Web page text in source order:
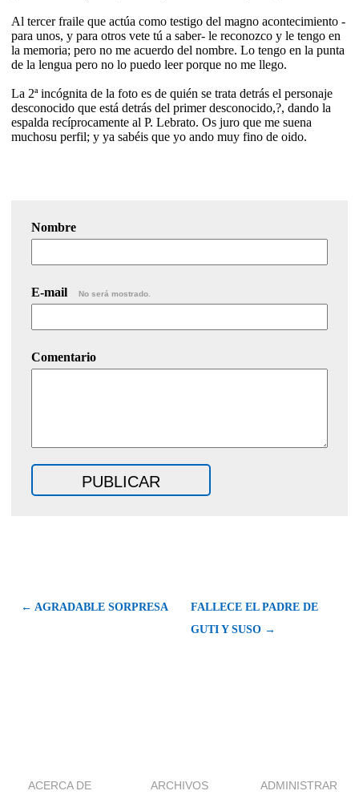
Al tercer fraile que actúa como testigo del magno acontecimiento -
para unos, y para otros vete tú a saber- le reconozco y le tengo en
la memoria; pero no me acuerdo del nombre. Lo tengo en la punta
de la lengua pero no lo puedo leer porque no me llego.
La 2ª incógnita de la foto es de quién se trata detrás el personaje
desconocido que está detrás del primer desconocido,?, dando la
espalda recíprocamente al P. Lebrato. Os juro que me suena
muchosu perfil; y ya sabéis que yo ando muy fino de oido.
Nombre
E-mail No será mostrado.
Comentario
← AGRADABLE SORPRESA
FALLECE EL PADRE DE
GUTI Y SUSO →
ACERCA DE ARCHIVOS ADMINISTRAR